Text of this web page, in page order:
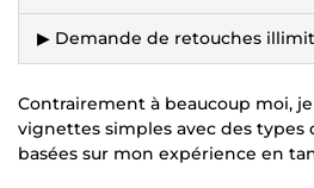
▶ Demande de retouches
Contrairement à beaucoup moi,
vignettes simples avec des types
basées sur mon expérience en